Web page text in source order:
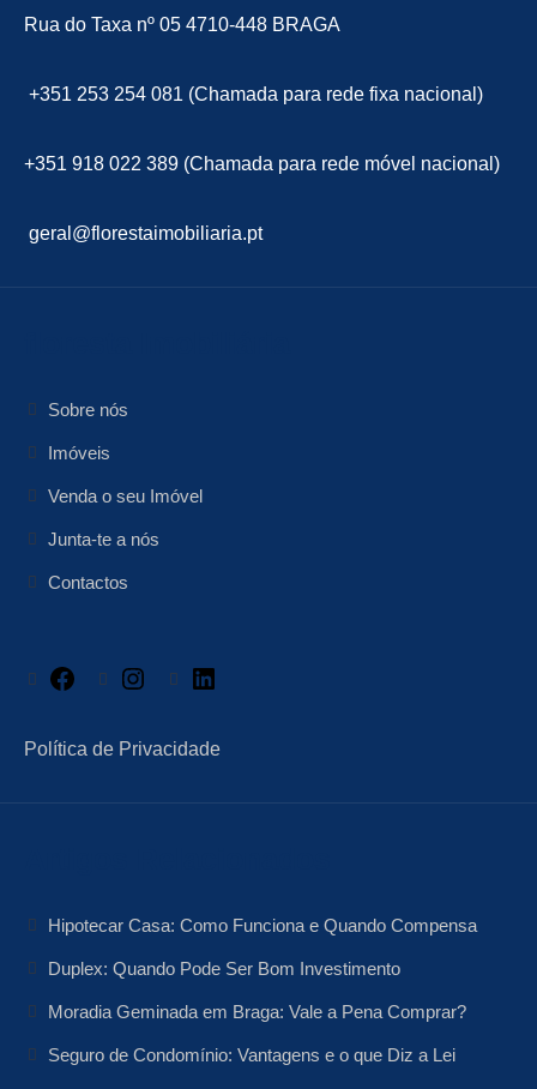
Rua do Taxa nº 05 4710-448 BRAGA
+351 253 254 081 (Chamada para rede fixa nacional)
+351 918 022 389 (Chamada para rede móvel nacional)
geral@florestaimobiliaria.pt
Sobre nós
Imóveis
Venda o seu Imóvel
Junta-te a nós
Contactos
Facebook Instagram
Política de Privacidade
Hipotecar Casa: Como Funciona e Quando Compensa
Duplex: Quando Pode Ser Bom Investimento
Moradia Geminada em Braga: Vale a Pena Comprar?
Seguro de Condomínio: Vantagens e o que Diz a Lei